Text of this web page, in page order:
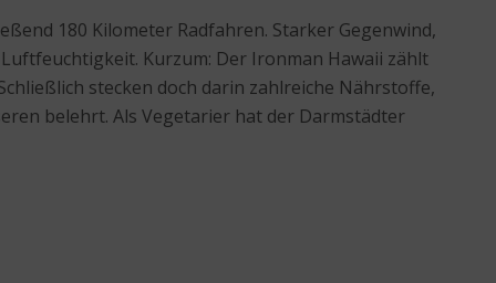
180 Kilometer Radfahren. Starker Gegenwind,
Kurzum: Der Ironman Hawaii zählt
stecken doch darin zahlreiche Nährstoffe,
belehrt. Als Vegetarier hat der Darmstädter